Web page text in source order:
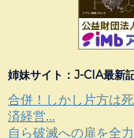
姉妹サイト：J-CIA最新
合併！しかし片方は
済経営...
自ら破滅への扉を全